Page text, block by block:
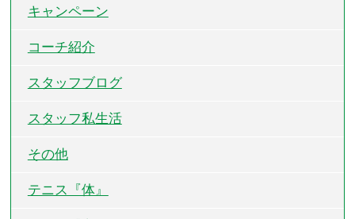
キャンペーン
コーチ紹介
スタッフブログ
スタッフ私生活
その他
テニス『体』